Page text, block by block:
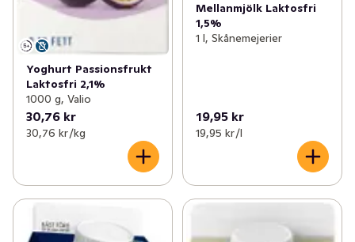
Yoghurt Passionsfrukt
Laktosfri 2,1%
1000 g, Valio
30,76 kr
30,76 kr /kg
Mellanmjölk Laktosfri
1,5%
1 l, Skånemejerier
19,95 kr
19,95 kr /l